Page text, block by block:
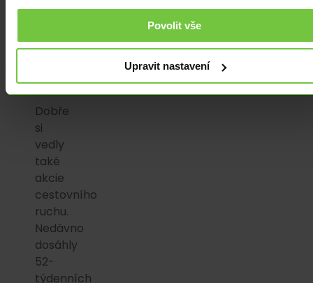
Povolit vše
Upravit nastavení
týdenní
za
Dobře
si
vedly
také
akcie
cestovního
ruchu.
Nedávno
dosáhly
52-
týdenních